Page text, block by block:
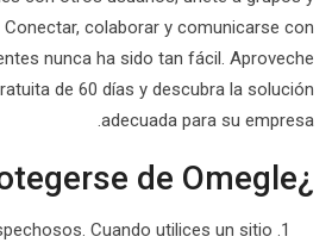
colaborar y comunicarse con
nunca ha sido tan fácil. Aproveche
de 60 días y descubra la solución
adecuada para su empresa.
¿Cómo protegerse de Omegle?
Cuando utilices un sitio